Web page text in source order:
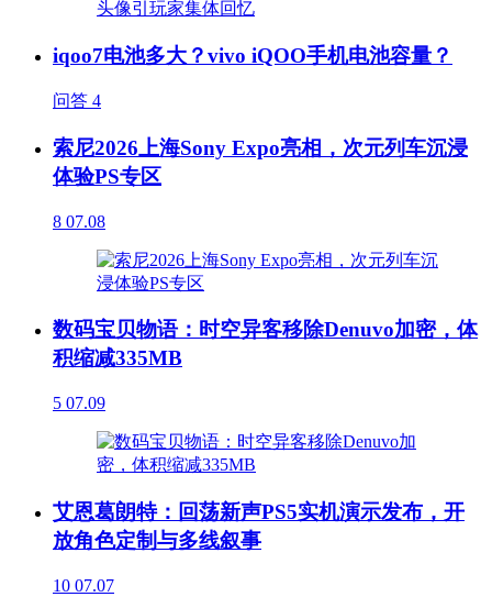
iqoo7电池多大？vivo iQOO手机电池容量？
问答 4
索尼2026上海Sony Expo亮相，次元列车沉浸
体验PS专区
8 07.08
数码宝贝物语：时空异客移除Denuvo加密，体
积缩减335MB
5 07.09
艾恩葛朗特：回荡新声PS5实机演示发布，开
放角色定制与多线叙事
10 07.07